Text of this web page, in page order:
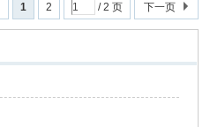
1 2 / 2 页 下一页